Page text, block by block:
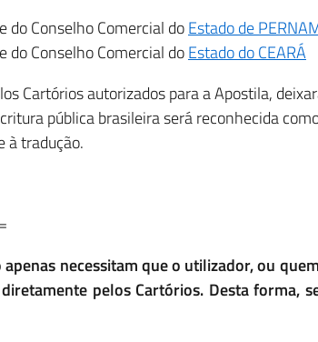
do Conselho Comercial doEstado de
do Conselho Comercial doEstado do CEARÁ
Cartórios autorizados para a Apostila,
pública brasileira será reconhecida
à tradução.
necessitam que o utilizador, ou
pelos Cartórios. Desta forma,